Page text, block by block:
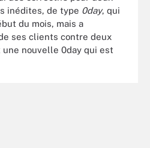
inédites, de type 0day, qui
du mois, mais a
ses clients contre deux
nouvelle 0day qui est